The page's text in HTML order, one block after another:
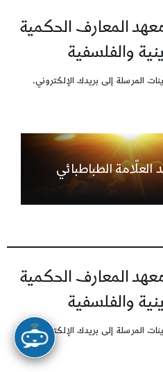
المعارف الحكمية
والفلسفية
المرسلة إلى بريدك الإلكتروني.
العلّامة الطباطبائي
المعارف الحكمية
والفلسفية
المرسلة إلى بريدك الإلكتروني.